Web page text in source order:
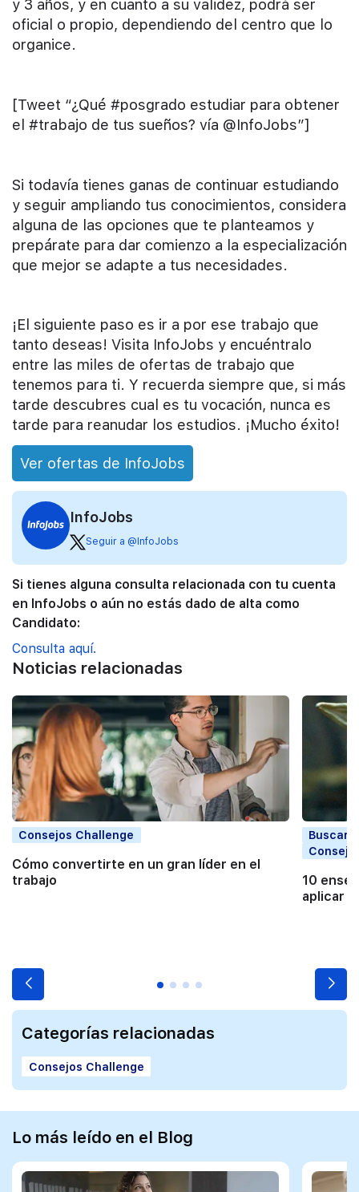
y 3 años, y en cuanto a su validez, podrá ser
oficial o propio, dependiendo del centro que lo
organice.
[Tweet “¿Qué #posgrado estudiar para obtener
el #trabajo de tus sueños? vía @InfoJobs”]
Si todavía tienes ganas de continuar estudiando
y seguir ampliando tus conocimientos, considera
alguna de las opciones que te planteamos y
prepárate para dar comienzo a la especialización
que mejor se adapte a tus necesidades.
¡El siguiente paso es ir a por ese trabajo que
tanto deseas! Visita InfoJobs y encuéntralo
entre las miles de ofertas de trabajo que
tenemos para ti. Y recuerda siempre que, si más
tarde descubres cual es tu vocación, nunca es
tarde para reanudar los estudios. ¡Mucho éxito!
Ver ofertas de InfoJobs
InfoJobs
Seguir a @InfoJobs
Si tienes alguna consulta relacionada con tu cuenta
en InfoJobs o aún no estás dado de alta como
Candidato:
Consulta aquí.
Noticias relacionadas
Consejos Challenge
Cómo convertirte en un gran líder en el
trabajo
Buscar
10
aplicar
Categorías relacionadas
Consejos Challenge
Lo más leído en el Blog